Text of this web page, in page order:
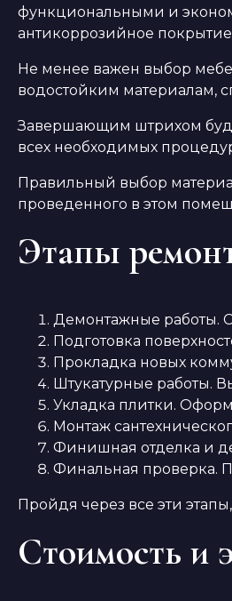
функциональными и
антикоррозийное
Не менее важен выбор
водостойким материалам,
Завершающим штрихом
всех необходимых
Правильный выбор
проведенного в этом
Этапы
Демонтажные работы.
Подготовка
Прокладка новых
Штукатурные работы.
Укладка плитки.
Монтаж
Финишная отделка и
Финальная проверка.
Пройдя через все эти
Стоимость и